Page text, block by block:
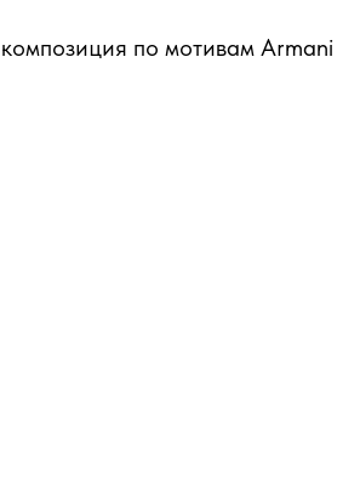
по мотивам Armani